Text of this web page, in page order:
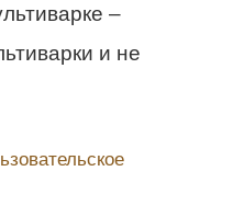
–
и не